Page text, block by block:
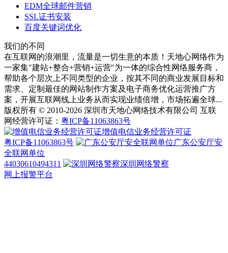
EDM全球邮件营销
SSL证书安装
百度关键词优化
我们的不同
在互联网的浪潮里，流量是一切生意的本质！天地心网络作为
一家集"建站+整合+营销+运营"为一体的综合性网络服务商，
帮助各个层次上不同类型的企业，按其不同的商业发展目标和
需求、定制最佳的网站制作方案及电子商务优化运营推广方
案，开展互联网线上业务从而实现业绩倍增，市场拓遍全球...
版权所有 © 2010-2026 深圳市天地心网络技术有限公司 互联
网经营许可证： 粤ICP备11063863号
增值电信业务经营许可证
粤ICP备11063863号
广东公安厅安
全联网单位
44030610494311
深圳网络警察
网上报警平台